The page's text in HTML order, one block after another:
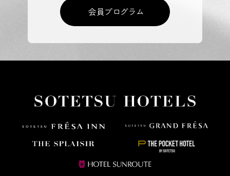
会員プログラム